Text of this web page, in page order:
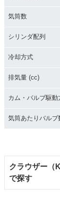
気筒数
シリンダ配列
冷却方式
排気量 (cc)
カム・バルブ駆動
気筒あたりバルブ
クラウザー（
で探す